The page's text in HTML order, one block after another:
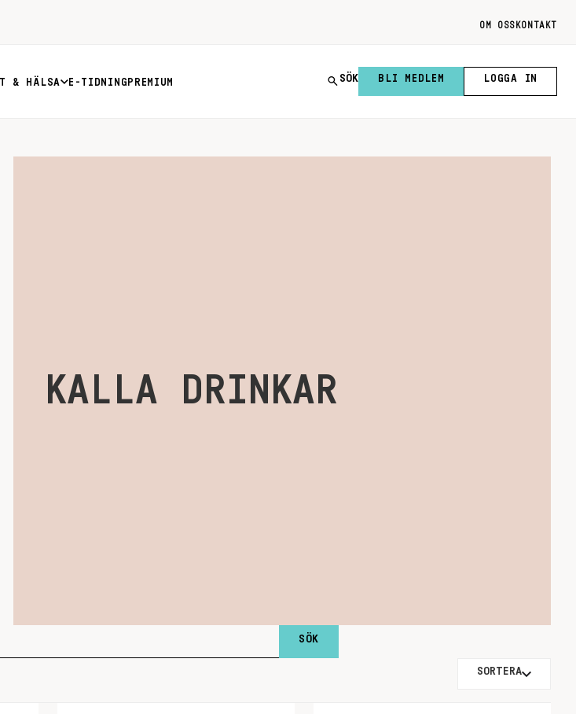
OM OSS KONTAKT
& HÄLSA E-TIDNING PREMIUM SÖK BLI MEDLEM LOGGA IN
KALLA DRINKAR
SORTERA